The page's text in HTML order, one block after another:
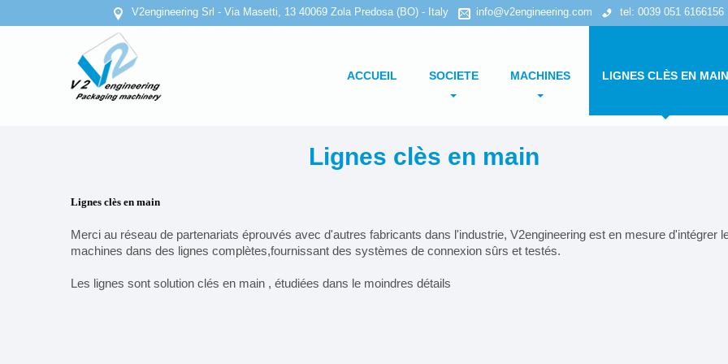
V2engineering Srl - Via Masetti, 13 40069 Zola Predosa (BO) - Italy info@v2engineering.com tel: 0039 051 6166156
ACCUEIL SOCIETE
Politique de confidentialité
MACHINES
Recherche par type de machine
Etuyeuses verticales
LIGNES CLÈS EN MAIN
Lignes clès en main
Lignes clès en main
Merci au réseau de partenariats éprouvés avec d'autres fabricants dans l'industrie, V2engineering est en mesure d'intégrer
machines dans des lignes complètes,fournissant des systèmes de connexion sûrs et testés.
Les lignes sont solution clés en main , étudiées dans le moindres détails